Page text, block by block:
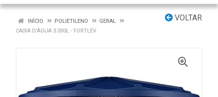
VOLTAR
INÍCIO POLIETILENO
GERAL
CAIXA D'ÁGUA 3.000L - FORTLEV